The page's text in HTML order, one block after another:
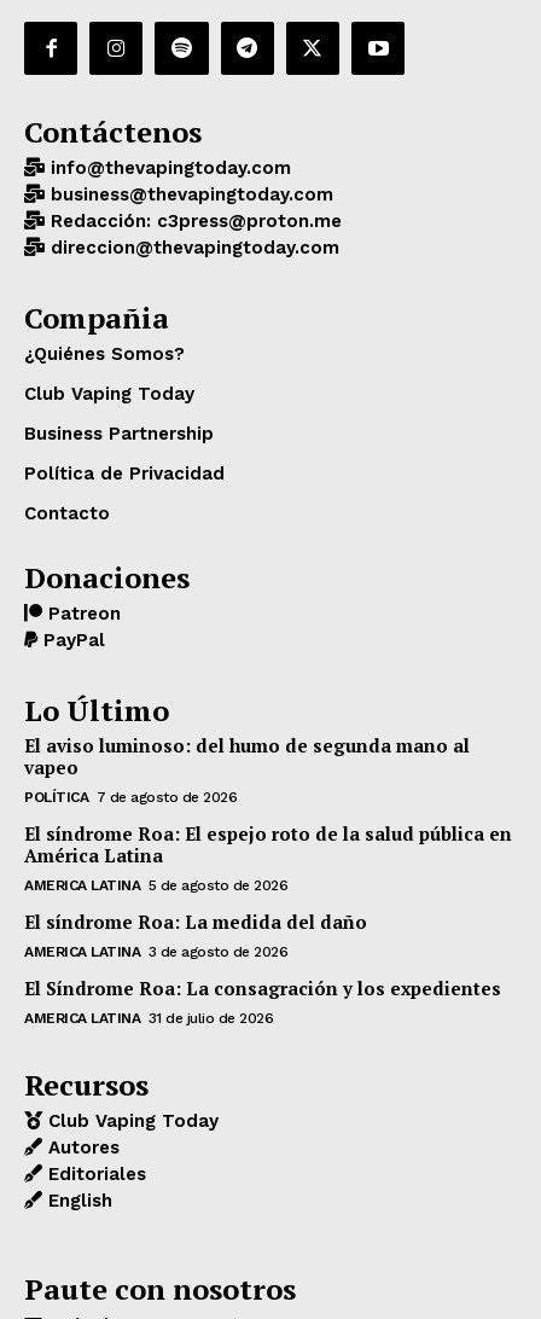
Contáctenos
info@thevapingtoday.com
business@thevapingtoday.com
Redacción: c3press@proton.me
direccion@thevapingtoday.com
Compañia
¿Quiénes Somos?
Club Vaping Today
Business Partnership
Política de Privacidad
Contacto
Donaciones
Patreon
PayPal
Lo Último
El aviso luminoso: del humo de segunda mano al
vapeo
POLÍTICA 7 de agosto de 2026
El síndrome Roa: El espejo roto de la salud pública en
América Latina
AMERICA LATINA 5 de agosto de 2026
El síndrome Roa: La medida del daño
AMERICA LATINA 3 de agosto de 2026
El Síndrome Roa: La consagración y los expedientes
AMERICA LATINA 31 de julio de 2026
Recursos
Club Vaping Today
Autores
Editoriales
English
Paute con nosotros